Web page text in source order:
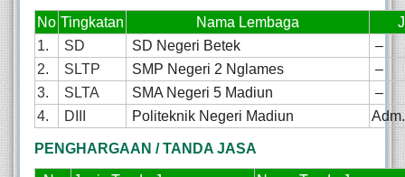
No Tingkatan Nama Lembaga
1.
SD SD Negeri Betek
–
2.
SLTP SMP Negeri 2 Nglames
–
3.
SLTA SMA Negeri 5 Madiun
–
4.
DIII Politeknik Negeri Madiun
PENGHARGAAN / TANDA JASA